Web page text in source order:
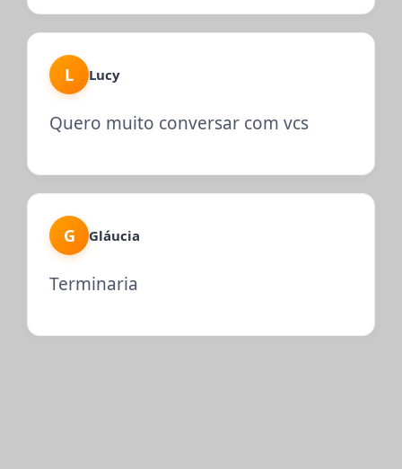
L Lucy
Quero muito conversar com vcs
G Gláucia
Terminaria